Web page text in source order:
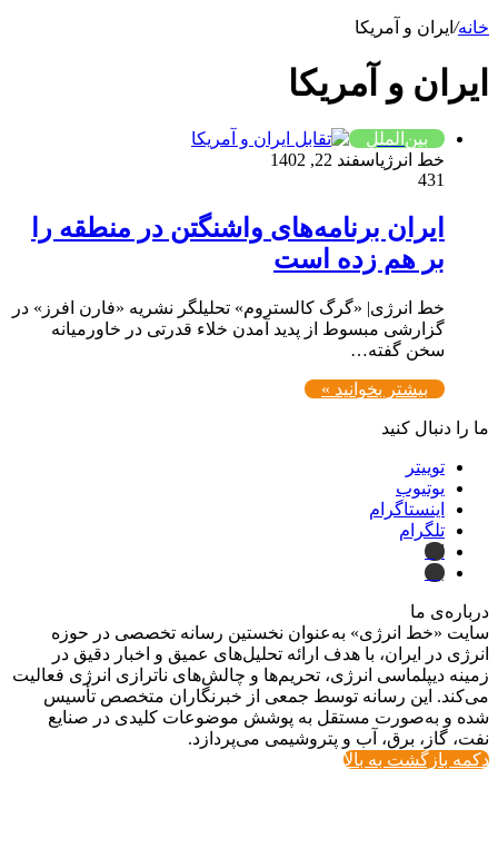
خانه/ ایران و آمریکا
ایران و آمریکا
بین‌الملل
خط انرژیاسفند 22, 1402
431
ایران برنامه‌های واشنگتن در منطقه را
بر هم زده است
خط انرژی| «گرگ کالستروم» تحلیلگر نشریه «فارن افرز» در
گزارشی مبسوط از پدید آمدن خلاء قدرتی در خاورمیانه
سخن گفته…
بیشتر بخوانید »
ما را دنبال کنید
توییتر
یوتیوب
اینستاگرام
تلگرام
ایتا
بله
درباره‌ی ما
سایت «خط انرژی» به‌عنوان نخستین رسانه تخصصی در حوزه
انرژی در ایران، با هدف ارائه تحلیل‌های عمیق و اخبار دقیق در
زمینه دیپلماسی انرژی، تحریم‌ها و چالش‌های ناترازی انرژی فعالیت
می‌کند. این رسانه توسط جمعی از خبرنگاران متخصص تأسیس
شده و به‌صورت مستقل به پوشش موضوعات کلیدی در صنایع
نفت، گاز، برق، آب و پتروشیمی می‌پردازد.
دکمه بازگشت به بالا